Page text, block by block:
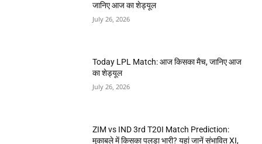
जानिए आज का शेड्यूल
July 26, 2026
Today LPL Match: आज किसका मैच, जानिए आज
का शेड्यूल
July 26, 2026
ZIM vs IND 3rd T20I Match Prediction:
मुकाबले में किसका पलड़ा भारी? यहां जानें संभावित XI,